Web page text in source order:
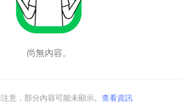
尚無內容。
意，部分內容可能未顯示。 查看資訊